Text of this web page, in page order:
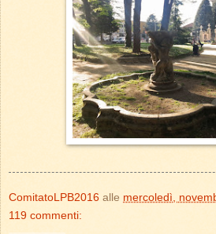
ComitatoLPB2016 alle mercoledì,
119 commenti: